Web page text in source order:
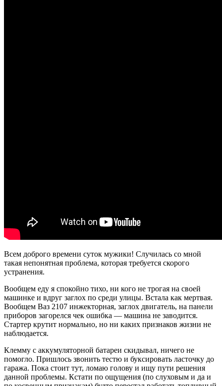
Всем доброго времени суток мужики! Случилась со мной
такая непонятная проблема, которая требуется скорого
устранения.
Вообщем еду я спокойно тихо, ни кого не трогая на своей
машинке и вдруг заглох по среди улицы. Встала как мертвая.
Вообщем Ваз 2107 инжекторная, заглох двигатель, на панели
приборов загорелся чек ошибка — машина не заводится.
Стартер крутит нормально, но ни каких признаков жизни не
наблюдается.
Клемму с аккумуляторной батареи скидывал, ничего не
помогло. Пришлось звонить тестю и буксировать ласточку до
гаража. Пока стоит тут, ломаю голову и ищу пути решения
данной проблемы. Кстати по ощущения (по слуховым и да и